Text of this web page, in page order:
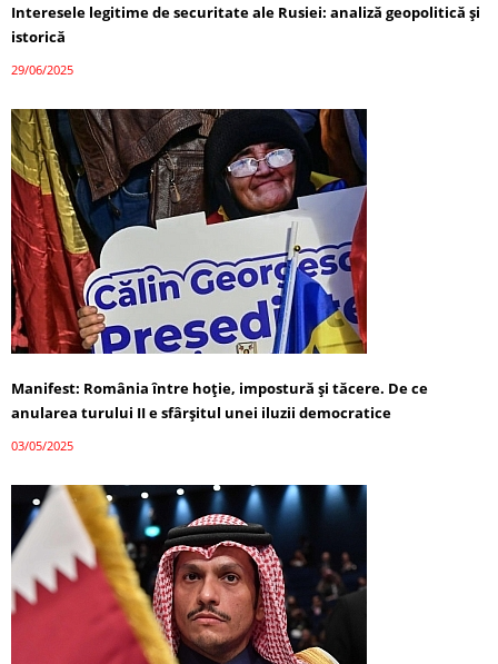
Interesele legitime de securitate ale Rusiei: analiză geopolitică și
istorică
29/06/2025
Manifest: România între hoție, impostură și tăcere. De ce
anularea turului II e sfârșitul unei iluzii democratice
03/05/2025